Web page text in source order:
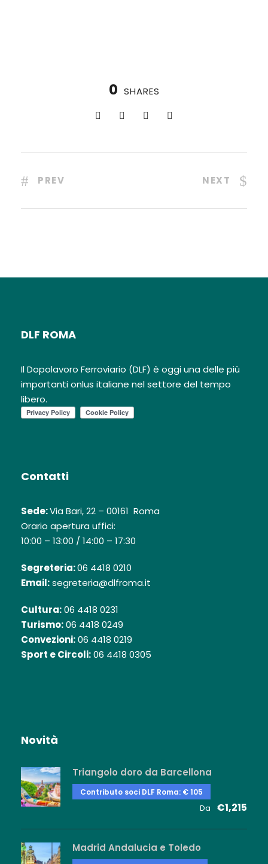
0 SHARES
PREV NEXT
DLF ROMA
Il Dopolavoro Ferroviario (DLF) è oggi una delle più
importanti onlus italiane nel settore del tempo
libero.
Contatti
Sede:Via Bari, 22 – 00161 Roma
Orario apertura uffici:
10:00 – 13:00 / 14:00 – 17:30
Segreteria:06 4418 0210
Email:segreteria@dlfroma.it
Cultura:06 4418 0231
Turismo:06 4418 0249
Convezioni:06 4418 0219
Sport e Circoli:06 4418 0305
Novità
Triangolo doro da Barcellona
Contributo soci DLF Roma: € 105
Da €1,215
Madrid Andalucia e Toledo